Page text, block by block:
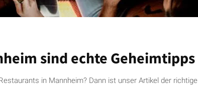
sind echte Geheimtipps
in Mannheim? Dann ist unser Artikel der richtige